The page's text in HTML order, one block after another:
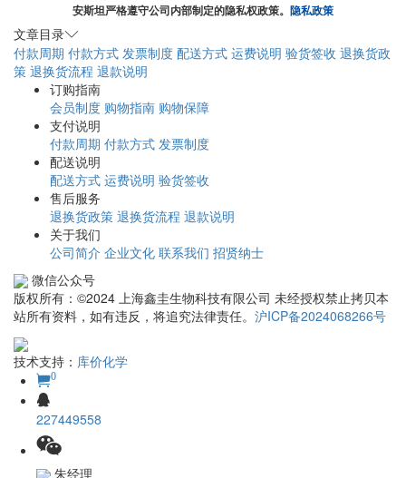
安斯坦严格遵守公司内部制定的隐私权政策。 隐私政策
文章目录
付款周期 付款方式 发票制度 配送方式 运费说明 验货签收 退换货政
策 退换货流程 退款说明
订购指南
会员制度 购物指南 购物保障
支付说明
付款周期 付款方式 发票制度
配送说明
配送方式 运费说明 验货签收
售后服务
退换货政策 退换货流程 退款说明
关于我们
公司简介 企业文化 联系我们 招贤纳士
微信公众号
版权所有：©2024 上海鑫圭生物科技有限公司 未经授权禁止拷贝本
站所有资料，如有违反，将追究法律责任。 沪ICP备2024068266号
技术支持： 库价化学
0
227449558
朱经理